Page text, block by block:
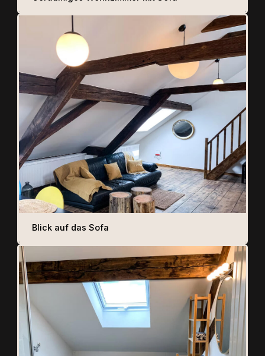
Blick auf das Sofa